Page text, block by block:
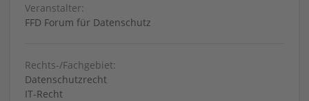
Veranstalter:
FFD Forum für Datenschutz
Rechts-/Fachgebiet:
Datenschutzrecht
IT-Recht